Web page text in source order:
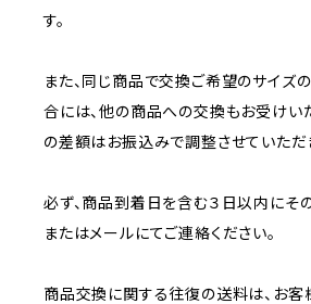
す。
また、同じ商品で交換ご希望のサイズ
合には、他の商品への交換もお受けい
の差額はお振込みで調整させていただ
必ず、商品到着日を含む３日以内にそ
またはメールにてご連絡ください。
商品交換に関する往復の送料は、お客